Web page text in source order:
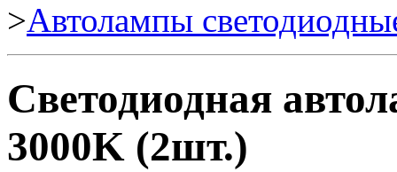
>Автолампы
Светодиодная
3000K (2шт.)